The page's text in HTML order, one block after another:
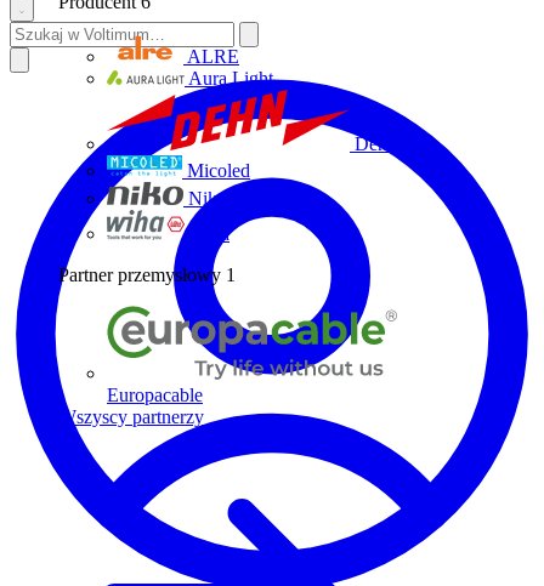
ALRE
Aura Light
Dehn
Micoled
Niko
Wiha
Partner przemysłowy 1
Europacable
Wszyscy partnerzy